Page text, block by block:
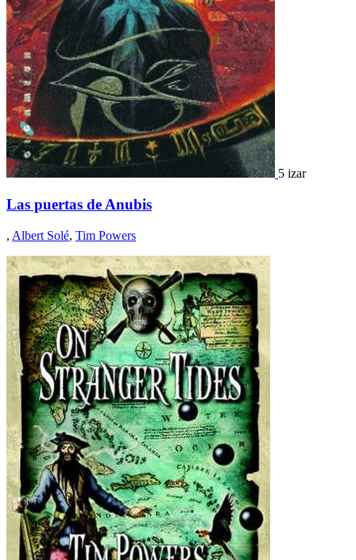
5 izar
Las puertas de Anubis
, Albert Solé, Tim Powers